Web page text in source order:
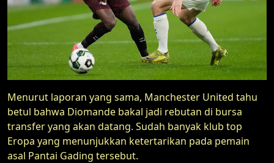
Menurut laporan yang sama, Manchester United tahu
betul bahwa Diomande bakal jadi rebutan di bursa
transfer yang akan datang. Sudah banyak klub top
Eropa yang menunjukkan ketertarikan pada pemain
asal Pantai Gading tersebut.